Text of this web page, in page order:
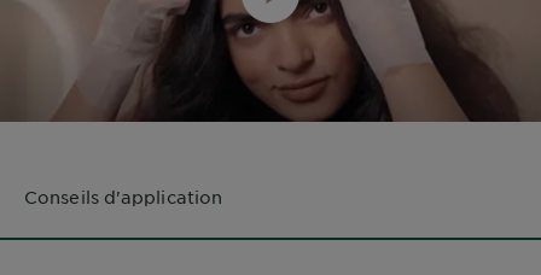
Conseils d'application